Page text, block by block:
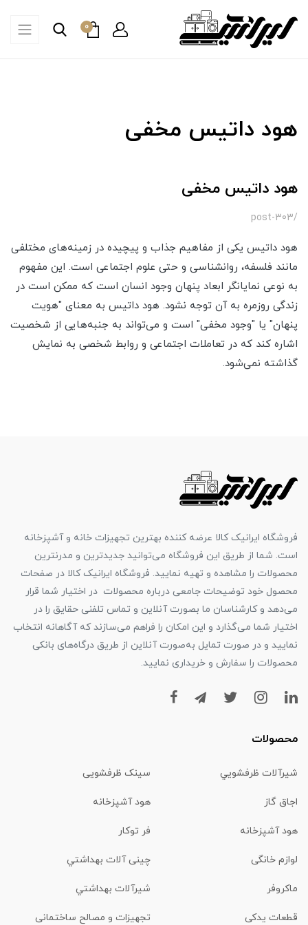
0
هود داتیس مخفی
هود داتیس مخفی
/post-303
هود داتیس یکی از مفاهیم جذاب و پیچیده در زمینه‌های مختلفی
مانند فلسفه، روانشناسی و حتی علوم اجتماعی است. این مفهوم
به نوعی نمایانگر ابعاد پنهان وجود انسان است که ممکن است در
زندگی روزمره به آن توجه نشود. هود داتیس به معنای "هویت
پنهان" یا "وجود مخفی" است و می‌تواند به جنبه‌هایی از شخصیت
اشاره کند که در تعاملات اجتماعی و روابط شخصی به نمایش
گذاشته نمی‌شود.
فروشگاه ایرانیک کالا عرضه کننده بهترین تجهیزات خانه و آشپزخانه
است. شما از طریق این فروشگاه می‌توانید جدیدترین و مدرنترین
محصولات را مشاهده و تهیه نمایید. فروشگاه ایرانیک کالا در صفحات
محصول خود توضیحات جامعی درباره محصولات در اختیار شما قرار
می‌دهد و کارشناسان ما بصورت آنلاین و تماس تلفنی حقایق را در
اختیار شما می‌گذارد و این امکان را فراهم می‌سازند که آگاهانه انتخاب
نمایید و در صورت تمایل به‌صورت آنلاین از طریق درگاه‌های بانکی
محصولات را سفارش و خریداری نمایید.
محصولات
شیرآلات ظرفشويي سینک ظرفشویی
اجاق گاز هود آشپزخانه
هود آشپزخانه فر توکار
لوازم خانگی چینی آلات بهداشتي
ماكروفر شیرآلات بهداشتي
قطعات یدکی تجهیزات و مصالح ساختمانی